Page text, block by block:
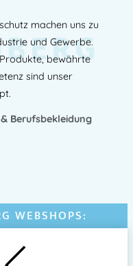
machen uns zu
und Gewerbe.
bewährte
sind unser
Berufsbekleidung
WEBSHOPS: